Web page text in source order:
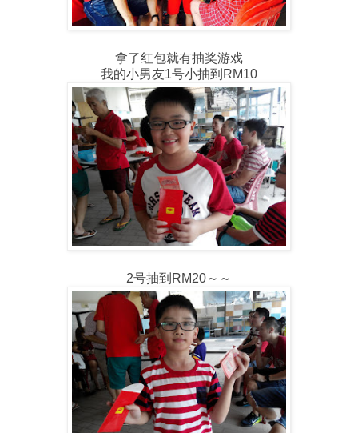
拿了红包就有抽奖游戏
我的小男友1号小抽到RM10
2号抽到RM20～～